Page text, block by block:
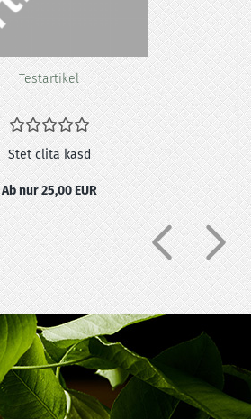
Te­st­ar­ti­kel
Stet clita kasd
Ab nur 25,00 EUR